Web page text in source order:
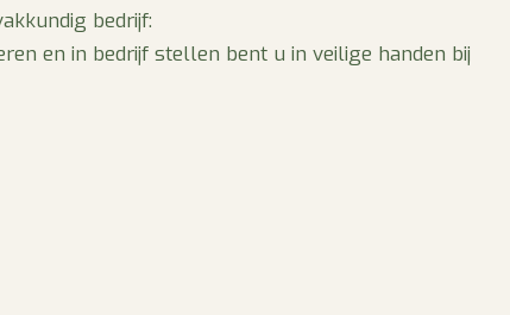
bedrijf:
en in bedrijf stellen bent u in veilige handen bij